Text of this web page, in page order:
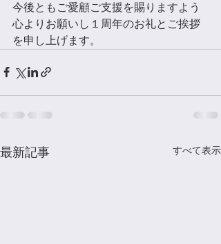
今後ともご愛顧ご支援を賜りますよう
心よりお願いし１周年のお礼とご挨拶
を申し上げます。
最新記事 すべて表示